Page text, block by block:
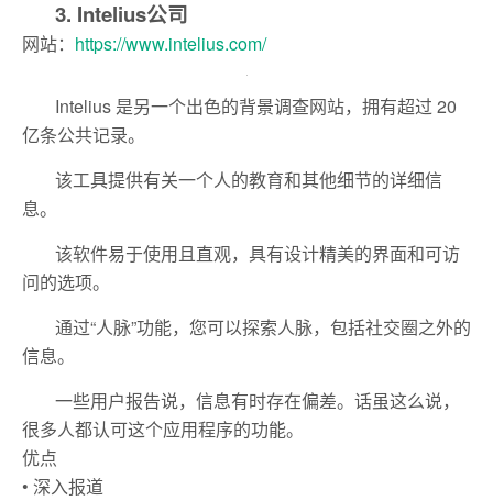
3. Intelius公司
网站： https://www.intelius.com/
Intelius 是另一个出色的背景调查网站，拥有超过 20
亿条公共记录。
该工具提供有关一个人的教育和其他细节的详细信
息。
该软件易于使用且直观，具有设计精美的界面和可访
问的选项。
通过“人脉”功能，您可以探索人脉，包括社交圈之外的
信息。
一些用户报告说，信息有时存在偏差。话虽这么说，
很多人都认可这个应用程序的功能。
优点
• 深入报道